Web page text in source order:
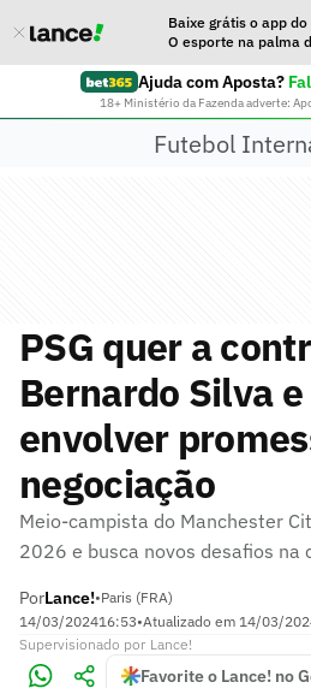
Baixe grátis o app do
O esporte na palma
Ajuda com Aposta?
18+ Ministério da Fazenda adverte:
Futebol
PSG quer a
Bernardo Silva
envolver
negociação
Meio-campista do Manchester
2026 e busca novos desafios na
PorLance!•Paris (FRA)
14/03/202416:53•Atualizado em 14/03/
Supervisionado por Lance!
Favorite o Lance! no